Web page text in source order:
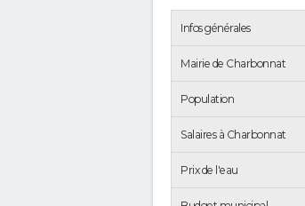
Infos générales
Mairie de Charbonnat
Population
Salaires à Charbonnat
Prix de l'eau